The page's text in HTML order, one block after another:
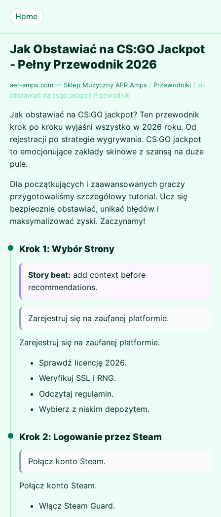
Home
Jak Obstawiać na CS:GO Jackpot
- Pełny Przewodnik 2026
aer-amps.com — Sklep Muzyczny AER Amps / Przewodniki / jak
obstawiać na csgo jackpot Przewodnik
Jak obstawiać na CS:GO jackpot? Ten przewodnik
krok po kroku wyjaśni wszystko w 2026 roku. Od
rejestracji po strategie wygrywania. CS:GO jackpot
to emocjonujące zakłady skinowe z szansą na duże
pule.
Dla początkujących i zaawansowanych graczy
przygotowaliśmy szczegółowy tutorial. Ucz się
bezpiecznie obstawiać, unikać błędów i
maksymalizować zyski. Zaczynamy!
Krok 1: Wybór Strony
Story beat: add context before
recommendations.
Zarejestruj się na zaufanej platformie.
Zarejestruj się na zaufanej platformie.
Sprawdź licencję 2026.
Weryfikuj SSL i RNG.
Odczytaj regulamin.
Wybierz z niskim depozytem.
Krok 2: Logowanie przez Steam
Połącz konto Steam.
Połącz konto Steam.
Włącz Steam Guard.